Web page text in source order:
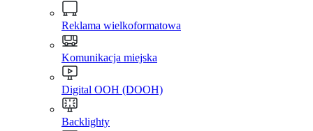
Reklama wielkoformatowa
Komunikacja miejska
Digital OOH (DOOH)
Backlighty